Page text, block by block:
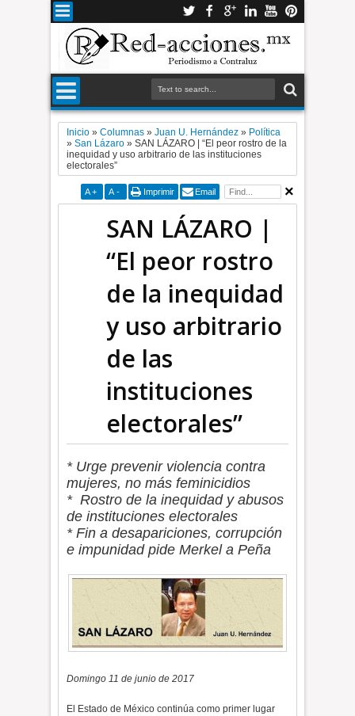
Inicio »Columnas »Juan U. Hernández » Política
»San Lázaro »SAN LÁZARO | “El peor rostro de la
inequidad y uso arbitrario de las instituciones
electorales”
A + A - Imprimir Email
SAN LÁZARO |
“El peor rostro
de la inequidad
y uso arbitrario
de las
instituciones
electorales”
* Urge prevenir violencia contra
mujeres, no más feminicidios
* Rostro de la inequidad y abusos
de instituciones electorales
* Fin a desapariciones, corrupción
e impunidad pide Merkel a Peña
Domingo 11 de junio de 2017
El Estado de México continúa como primer lugar